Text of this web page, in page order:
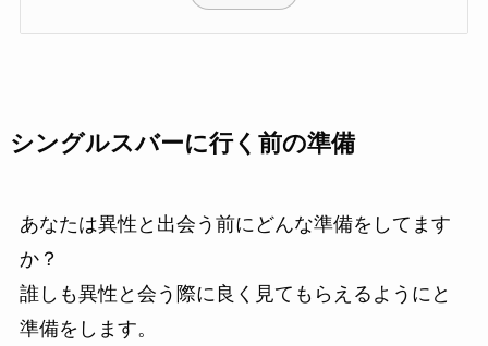
シングルスバーに行く前の準備
あなたは異性と出会う前にどんな準備をしてます
か？
誰しも異性と会う際に良く見てもらえるようにと
準備をします。